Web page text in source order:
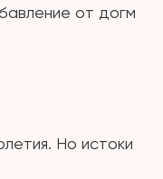
от догм
Но истоки